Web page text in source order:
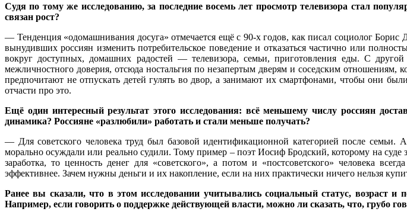
Судя по тому же исследованию, за последние восемь лет просмотр телевизора стал
связан рост?
— Тенденция «одомашнивания досуга» отмечается ещё с 90-х годов, как писал социолог
вынудивших россиян изменить потребительское поведение и отказаться частично или
вокруг доступных, домашних радостей — телевизора, семьи, приготовления еды. С
межличностного доверия, отсюда ностальгия по незапертым дверям и соседским
предпочитают не отпускать детей гулять во двор, а занимают их смартфонами, чтобы они
отчасти про это.
Ещё один интересный результат этого исследования: всё меньшему числу россиян
динамика? Россияне «разлюбили» работать и стали меньше получать?
— Для советского человека труд был базовой идентификационной категорией после
морально осуждали или реально судили. Тому пример – поэт Иосиф Бродский, которому на суде
заработка, то ценность денег для «советского», а потом и «постсоветского» человека
эффективнее. Зачем нужны деньги и их накопление, если на них практически ничего нельзя
Ранее вы сказали, что в этом исследовании учитывались социальный статус, возраст
Например, если говорить о поддержке действующей власти, можно ли сказать, что, грубо